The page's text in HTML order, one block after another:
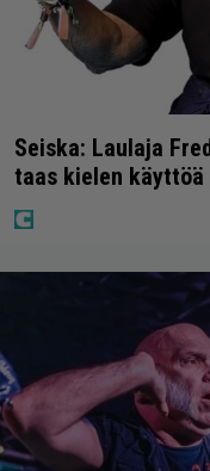
Seiska: Laulaja
taas kielen käyttöä